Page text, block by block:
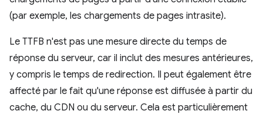
(par exemple, les chargements de pages intrasite).
Le TTFB n'est pas une mesure directe du temps de
réponse du serveur, car il inclut des mesures antérieures,
y compris le temps de redirection. Il peut également être
affecté par le fait qu'une réponse est diffusée à partir du
cache, du CDN ou du serveur. Cela est particulièrement